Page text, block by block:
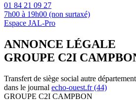
01 84 21 09 27
7h00 à 19h00 (non surtaxé)
Espace JAL-Pro
ANNONCE LÉGALE
GROUPE C2I
Transfert de siège social autre
dans le journal echo-ouest.fr (44)
GROUPE C2I CAMPBON